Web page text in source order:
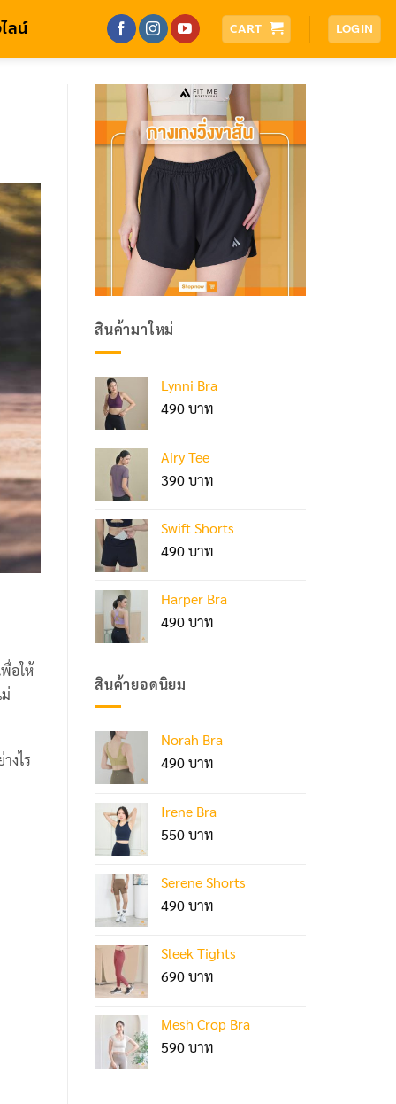
ลน์ CART LOGIN
อให้
งไร
สินค้ามาใหม่
Lynni Bra
490
Airy Tee
390
Swift Shorts
490
Harper Bra
490
สินค้ายอดนิยม
Norah Bra
490
Irene Bra
550
Serene Shorts
490
Sleek Tights
690
Mesh Crop Bra
590